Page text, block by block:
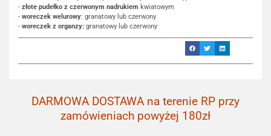
- złote pudełko z czerwonym nadrukiem kwiatowym
- woreczek welurowy: granatowy lub czerwony
- woreczek z organzy: granatowy lub czerwony
DARMOWA DOSTAWA na terenie RP przy
zamówieniach powyżej 180zł